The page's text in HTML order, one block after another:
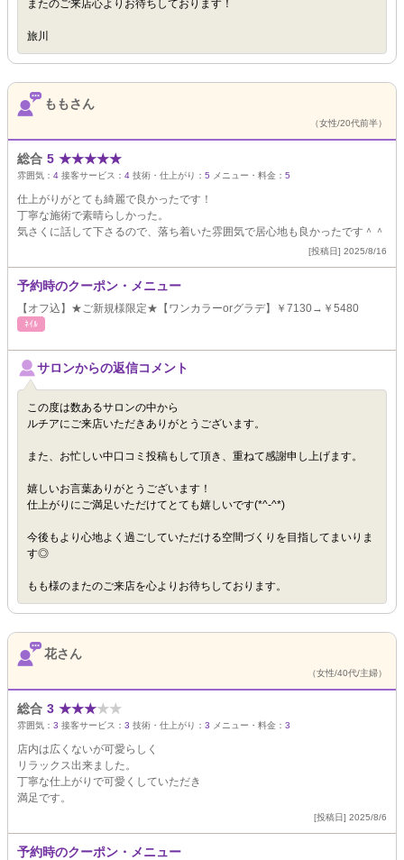
またのご来店心よりお待ちしております！
旅川
ももさん
（女性/20代前半）
総合 5 ★★★★★
雰囲気： 4 接客サービス： 4 技術・仕上がり： 5 メニュー・料金： 5
仕上がりがとても綺麗で良かったです！
丁寧な施術で素晴らしかった。
気さくに話して下さるので、落ち着いた雰囲気で居心地も良かったです＾＾
[投稿日] 2025/8/16
予約時のクーポン・メニュー
【オフ込】★ご新規様限定★【ワンカラーorグラデ】￥7130→￥5480
ﾈｲﾙ
サロンからの返信コメント
この度は数あるサロンの中から
ルチアにご来店いただきありがとうございます。
また、お忙しい中口コミ投稿もして頂き、重ねて感謝申し上げます。
嬉しいお言葉ありがとうございます！
仕上がりにご満足いただけてとても嬉しいです(*^-^*)
今後もより心地よく過ごしていただける空間づくりを目指してまいりま
す◎
もも様のまたのご来店を心よりお待ちしております。
花さん
（女性/40代/主婦）
総合 3 ★★★★★
雰囲気： 3 接客サービス： 3 技術・仕上がり： 3 メニュー・料金： 3
店内は広くないが可愛らしく
リラックス出来ました。
丁寧な仕上がりで可愛くしていただき
満足です。
[投稿日] 2025/8/6
予約時のクーポン・メニュー